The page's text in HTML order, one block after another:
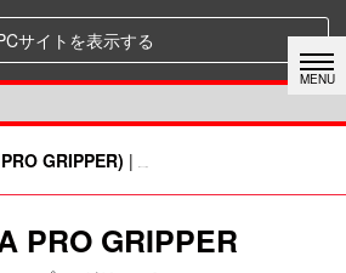
サイトを表示する
GRIPPER) |
PRO GRIPPER